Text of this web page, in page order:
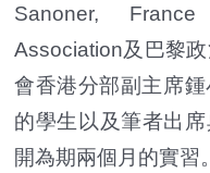
Sanoner,
Association及巴黎
會香港分部副主席
的學生以及筆者出
開為期兩個月的實習。